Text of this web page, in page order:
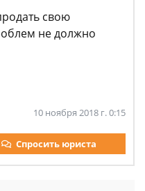
свою
не должно
10 ноября 2018 г. 0:15
Спросить юриста